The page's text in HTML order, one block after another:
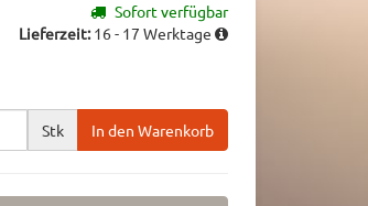
Sofort verfügbar
Lieferzeit:16 - 17 Werktage
Stk In den Warenkorb